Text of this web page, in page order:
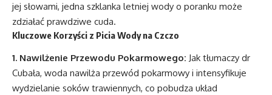
jej słowami, jedna szklanka letniej wody o poranku może
zdziałać prawdziwe cuda.
Kluczowe Korzyści z Picia Wody na Czczo
1. Nawilżenie Przewodu Pokarmowego: Jak tłumaczy dr
Cubała, woda nawilża przewód pokarmowy i intensyfikuje
wydzielanie soków trawiennych, co pobudza układ